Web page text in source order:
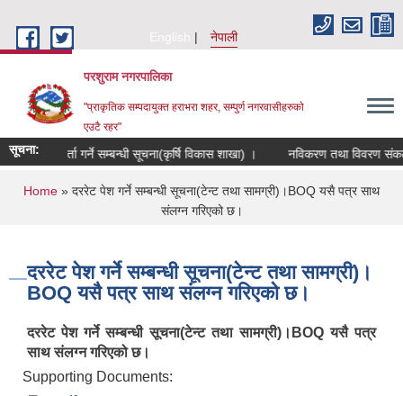
English
नेपाली
परशुराम नगरपालिका
"प्राकृतिक सम्पदायुक्त हराभरा शहर, सम्पुर्ण नगरवासीहरुकाे
एउटै रहर"
सूचना:
समूह दर्ता गर्ने सम्बन्धी सूचना(कृर्षि विकास शाखा) । नविकरण तथा विवरण संकलन
You are here
Home » दररेट पेश गर्ने सम्बन्धी सूचना(टेन्‍ट तथा सामग्री)।BOQ यसै पत्र साथ
संलग्न गरिएको छ।
दररेट पेश गर्ने सम्बन्धी सूचना(टेन्‍ट तथा सामग्री)।
BOQ यसै पत्र साथ संलग्न गरिएको छ।
दररेट पेश गर्ने सम्बन्धी सूचना(टेन्‍ट तथा सामग्री)।BOQ यसै पत्र
साथ संलग्न गरिएको छ।
Supporting Documents: